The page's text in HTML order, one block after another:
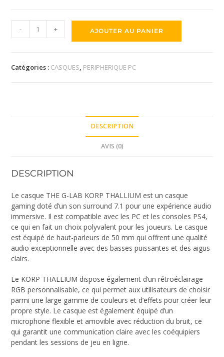
- + AJOUTER AU PANIER
Catégories : CASQUES, PERIPHERIQUE PC
DESCRIPTION
AVIS (0)
DESCRIPTION
Le casque THE G-LAB KORP THALLIUM est un casque
gaming doté d’un son surround 7.1 pour une expérience audio
immersive. Il est compatible avec les PC et les consoles PS4,
ce qui en fait un choix polyvalent pour les joueurs. Le casque
est équipé de haut-parleurs de 50 mm qui offrent une qualité
audio exceptionnelle avec des basses puissantes et des aigus
clairs.
Le KORP THALLIUM dispose également d’un rétroéclairage
RGB personnalisable, ce qui permet aux utilisateurs de choisir
parmi une large gamme de couleurs et d’effets pour créer leur
propre style. Le casque est également équipé d’un
microphone flexible et amovible avec réduction du bruit, ce
qui garantit une communication claire avec les coéquipiers
pendant les sessions de jeu en ligne.